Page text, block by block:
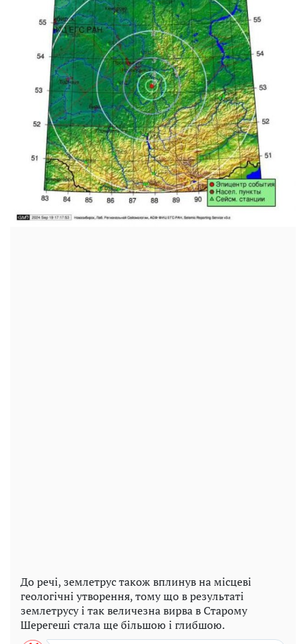
До речі, землетрус також вплинув на місцеві
геологічні утворення, тому що в результаті
землетрусу і так величезна вирва в Старому
Шерегеші стала ще більшою і глибшою.